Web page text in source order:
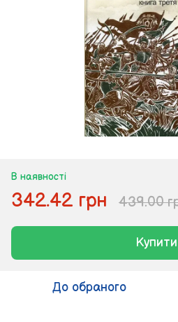
В наявності
342.42 грн 439.00
Купити
До обраного